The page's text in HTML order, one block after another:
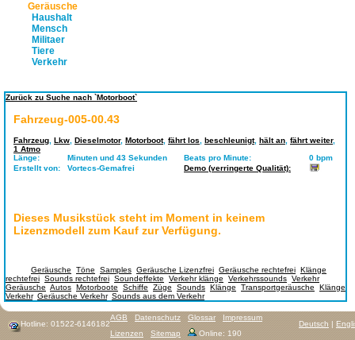
Geräusche
Haushalt
Mensch
Militaer
Tiere
Verkehr
Zurück zu Suche nach `Motorboot`
Fahrzeug-005-00.43
Fahrzeug Lkw Dieselmotor, Motorboot, fährt los beschleunigt, hält an fährt weiter,
1 Atmo
Länge:
Minuten und 43 Sekunden Beats pro Minute:
0 bpm
Erstellt von:
Vortecs-Gemafrei Demo (verringerte Qualität):
Dieses Musikstück steht im Moment in keinem
Lizenzmodell zum Kauf zur Verfügung.
Geräusche Töne Samples Geräusche Lizenzfrei Geräusche rechtefrei Klänge
rechtefrei Sounds rechtefrei Soundeffekte Verkehr klänge Verkehrssounds Verkehr
Geräusche Autos Motorboote Schiffe Züge Sounds Klänge Transportgeräusche
Klänge
Verkehr, Geräusche Verkehr, Sounds aus dem Verkehr
Hotline: 01522-6146182 Deutsch |
AGB Datenschutz Glossar
Impressum
Lizenzen
Sitemap Online: 190